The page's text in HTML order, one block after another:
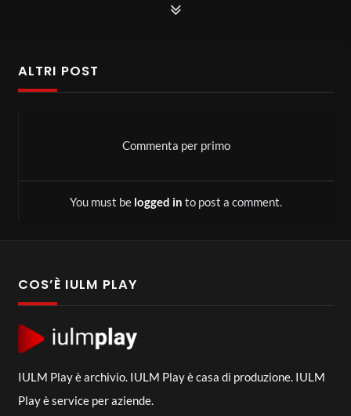
ALTRI POST
You must be logged in to post a comment.
Commenta per primo
COS’È IULM PLAY
IULM Play è archivio. IULM Play è casa di produzione. IULM
Play è service per aziende.